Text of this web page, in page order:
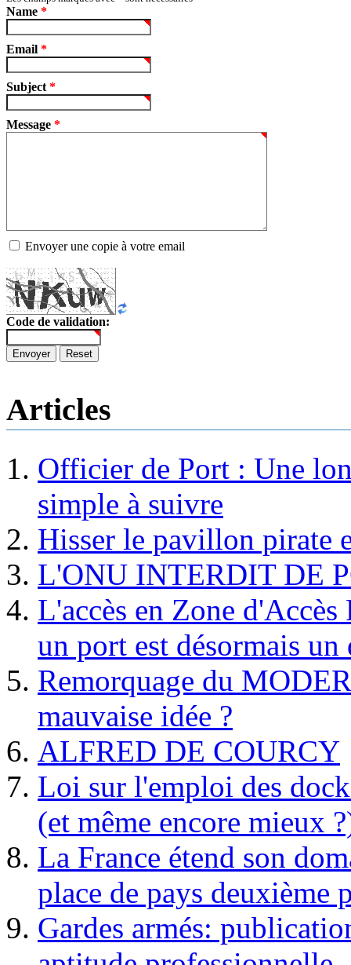
Name *
Email *
Subject *
Message *
Envoyer une copie à votre email
Code de validation:
Envoyer Reset
Articles
Officier de Port : Une
simple à suivre
Hisser le pavillon pirate
L'ONU INTERDIT DE
L'accès en Zone
un port est désormais un
Remorquage du
mauvaise idée ?
ALFRED DE COURCY
Loi sur l'emploi des
(et même encore mieux
La France étend son
place de pays deuxième
Gardes armés: